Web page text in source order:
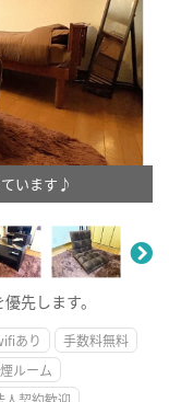
います♪
先します。
あり
手数料無料
ルーム